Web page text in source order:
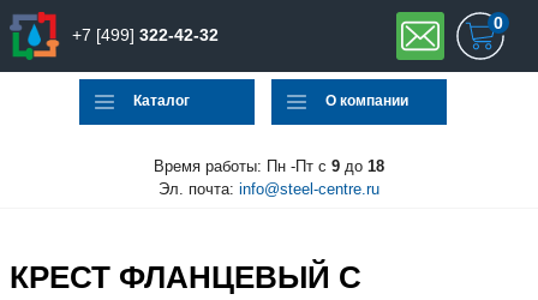
+7 [499] 322-42-32
0
Каталог О компании
Время работы: Пн -Пт с 9 до 18
Эл. почта: info@steel-centre.ru
КРЕСТ ФЛАНЦЕВЫЙ С